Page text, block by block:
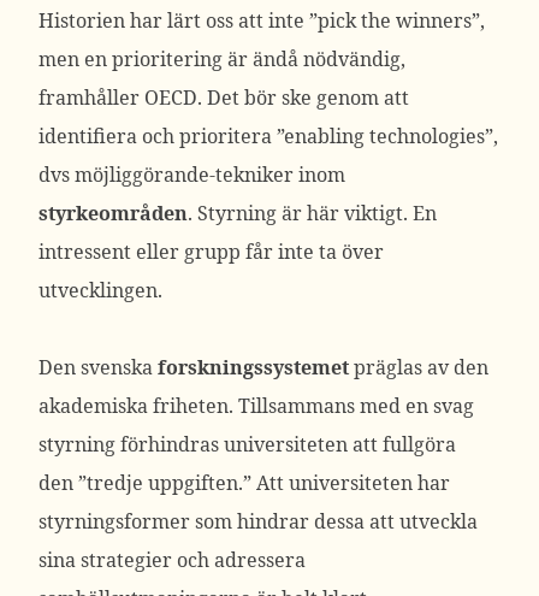
Historien har lärt oss att inte ”pick the winners”,
men en prioritering är ändå nödvändig,
framhåller OECD. Det bör ske genom att
identifiera och prioritera ”enabling technologies”,
dvs möjliggörande-tekniker inom
styrkeområden. Styrning är här viktigt. En
intressent eller grupp får inte ta över
utvecklingen.
Den svenskaforskningssystemetpräglas av den
akademiska friheten. Tillsammans med en svag
styrning förhindras universiteten att fullgöra
den ”tredje uppgiften.” Att universiteten har
styrningsformer som hindrar dessa att utveckla
sina strategier och adressera